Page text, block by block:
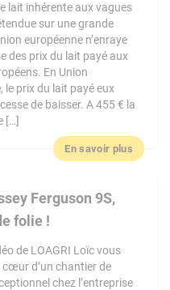
lait inhérente aux vagues
sur une grande
européenne n’enraye
des prix du lait payé aux
En Union
le prix du lait payé eux
de baisser. A 455 € la
[…]
En savoir plus
Ferguson 9S,
folie !
de LOAGRI Loïc vous
cœur d’un chantier de
chez l’entreprise